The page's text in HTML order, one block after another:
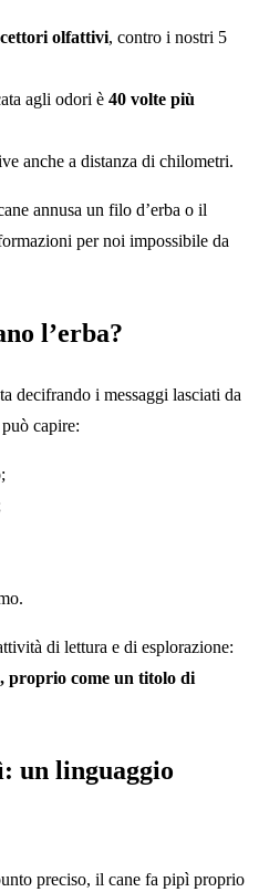
olfattivi, contro i nostri 5
agli odori è 40 volte più
anche a distanza di chilometri.
annusa un filo d’erba o il
per noi impossibile da
l’erba?
decifrando i messaggi lasciati da
capire:
di lettura e di esplorazione:
proprio come un titolo di
un linguaggio
preciso, il cane fa pipì proprio